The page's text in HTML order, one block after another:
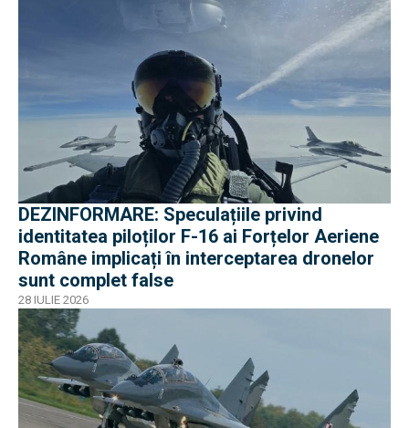
DEZINFORMARE: Speculațiile privind
identitatea piloților F-16 ai Forțelor Aeriene
Române implicați în interceptarea dronelor
sunt complet false
28 IULIE 2026